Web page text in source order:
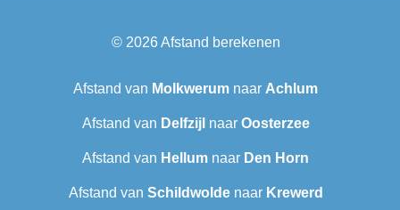
© 2026Afstand berekenen
Afstand van Molkwerum naar Achlum
Afstand van Delfzijl naar Oosterzee
Afstand van Hellum naar Den Horn
Afstand van Schildwoldenaar Krewerd